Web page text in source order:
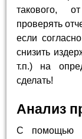
такового,
проверять
если
снизить
т.п.) на
сделать!
Анализ
С помощью